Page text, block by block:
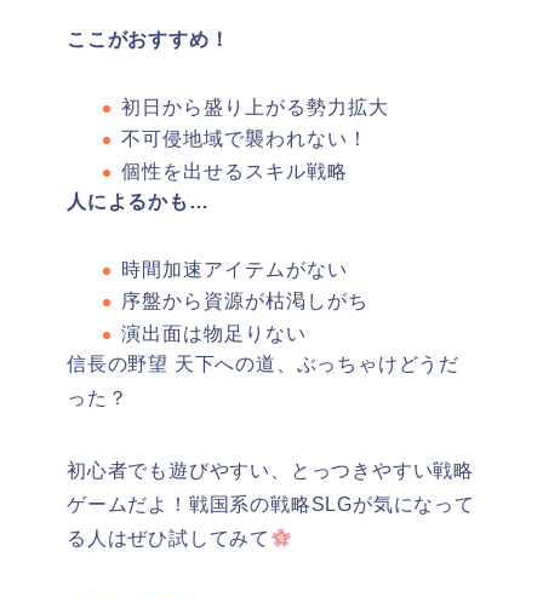
ここがおすすめ！
初日から盛り上がる勢力拡大
不可侵地域で襲われない！
個性を出せるスキル戦略
人によるかも…
時間加速アイテムがない
序盤から資源が枯渇しがち
演出面は物足りない
信長の野望 天下への道、ぶっちゃけどうだ
った？
初心者でも遊びやすい、とっつきやすい戦略
ゲームだよ！戦国系の戦略SLGが気になって
る人はぜひ試してみて